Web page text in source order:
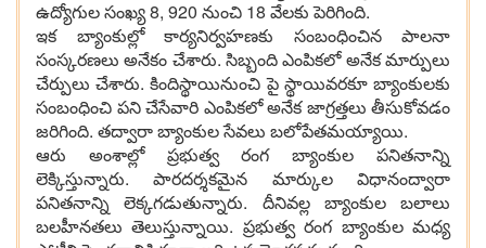
ఉద్యోగుల సంఖ్య 8, 920 నుంచి 18 వేల‌కు పెరిగింది.
ఇక బ్యాంకుల్లో కార్య‌నిర్వ‌హ‌ణ‌కు సంబంధించిన పాల‌నా
సంస్క‌ర‌ణ‌లు అనేకం చేశారు. సిబ్బంది ఎంపిక‌లో అనేక మార్పులు
చేర్పులు చేశారు. కిందిస్థాయినుంచి పై స్థాయివ‌ర‌కూ బ్యాంకుల‌కు
సంబంధించి ప‌ని చేసేవారి ఎంపిక‌లో అనేక జాగ్ర‌త్త‌లు తీసుకోవ‌డం
జ‌రిగింది. త‌ద్వారా బ్యాంకుల సేవ‌లు బ‌లోపేత‌మయ్యాయి.
ఆరు అంశాల్లో ప్ర‌భుత్వ రంగ బ్యాంకుల ప‌నిత‌నాన్ని
లెక్కిస్తున్నారు. పార‌ద‌ర్శ‌క‌మైన మార్కుల విధానంద్వారా
ప‌నిత‌నాన్ని లెక్క‌గ‌డుతున్నారు. దీనివ‌ల్ల బ్యాంకుల బ‌లాలు
బ‌ల‌హీన‌త‌లు తెలుస్తున్నాయి. ప్ర‌భుత్వ రంగ బ్యాంకుల మ‌ధ్య